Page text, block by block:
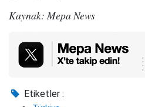
Kaynak: Mepa News
Etiketler :